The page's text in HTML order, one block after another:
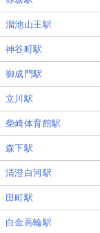
溜池山王駅
神谷町駅
御成門駅
立川駅
柴崎体育館駅
森下駅
清澄白河駅
田町駅
白金高輪駅